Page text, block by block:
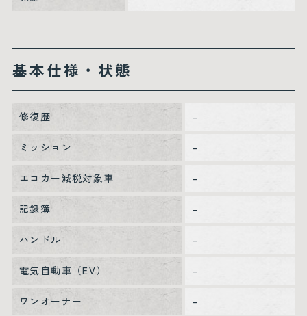
基本仕様・状態
修復歴 –
ミッション –
エコカー減税対象車 –
記録簿 –
ハンドル –
電気自動車（EV） –
ワンオーナー –